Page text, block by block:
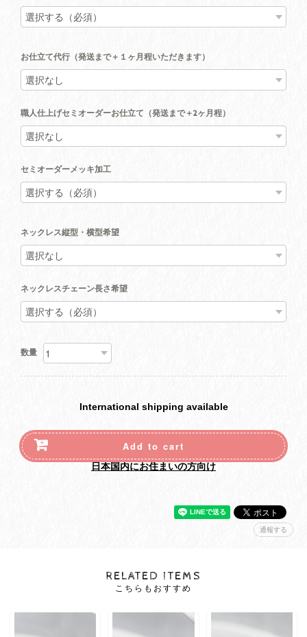
お仕立て代行（発送まで＋１ヶ月程いただきます）
職人仕上げセミオーダーお仕立て（発送まで＋2ヶ月程）
セミオーダーメッキ加工
ネックレス縦型・横型希望
ネックレスチェーン長さ希望
数量
International shipping available
Add to cart
日本国内にお住まいの方向け
通報する
RELATED ITEMS
こちらもおすすめ